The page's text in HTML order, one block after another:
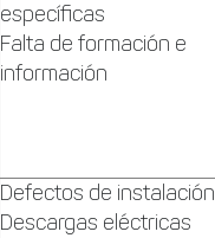
específicas
Falta de formación e
información
Defectos de instalación
Descargas eléctricas